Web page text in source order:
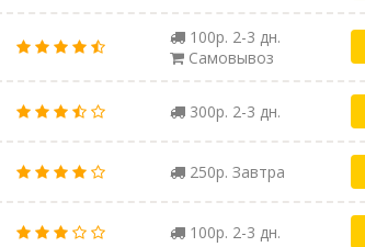
100р. 2-3 дн.
Самовывоз
300р. 2-3 дн.
250р. Завтра
100р. 2-3 дн.